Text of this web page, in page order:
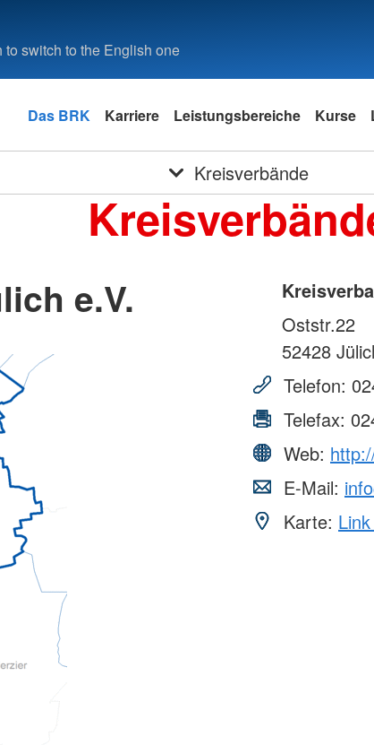
switch to the English one
Das BRK Karriere Leistungsbereiche Kurse
Kreisverbände
e.V.
Oststr.22
52428
Telefon:
Telefax:
Web:
E-Mail:
Karte: